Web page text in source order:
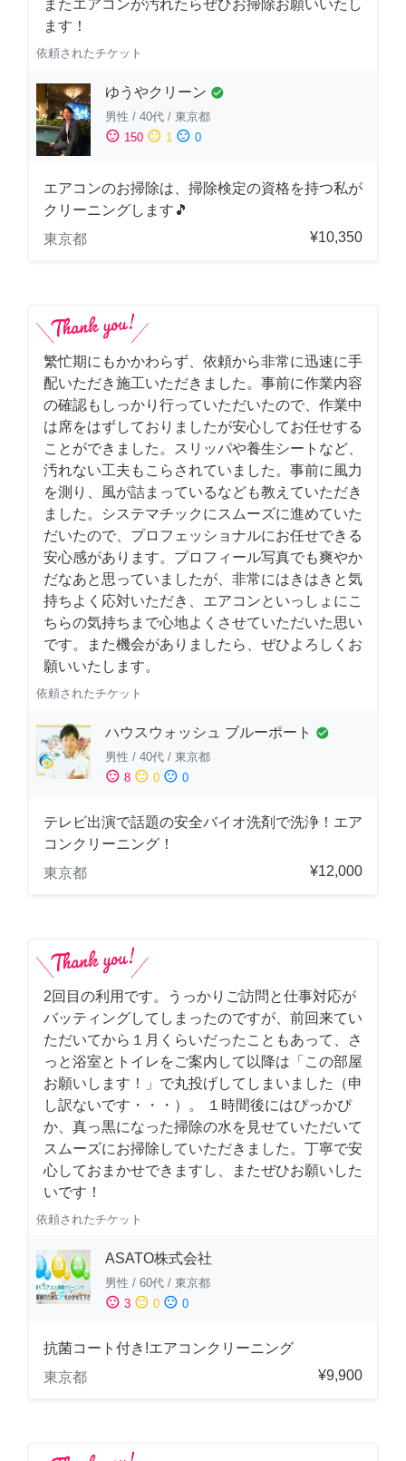
またエアコンが汚れたらぜひお掃除お願いいたし
ます！
依頼されたチケット
ゆうやクリーン check_circle
男性 / 40代 / 東京都
sentiment_satisfied 150 sentiment_neutral 1 sentiment_dissatisfied 0
エアコンのお掃除は、掃除検定の資格を持つ私が
クリーニングします🎵
東京都
¥10,350
繁忙期にもかかわらず、依頼から非常に迅速に手
配いただき施工いただきました。事前に作業内容
の確認もしっかり行っていただいたので、作業中
は席をはずしておりましたが安心してお任せする
ことができました。スリッパや養生シートなど、
汚れない工夫もこらされていました。事前に風力
を測り、風が詰まっているなども教えていただき
ました。システマチックにスムーズに進めていた
だいたので、プロフェッショナルにお任せできる
安心感があります。プロフィール写真でも爽やか
だなあと思っていましたが、非常にはきはきと気
持ちよく応対いただき、エアコンといっしょにこ
ちらの気持ちまで心地よくさせていただいた思い
です。また機会がありましたら、ぜひよろしくお
願いいたします。
依頼されたチケット
ハウスウォッシュ ブルーポート check_circle
男性 / 40代 / 東京都
sentiment_satisfied 8 sentiment_neutral 0 sentiment_dissatisfied 0
テレビ出演で話題の安全バイオ洗剤で洗浄！エア
コンクリーニング！
東京都
¥12,000
2回目の利用です。うっかりご訪問と仕事対応が
バッティングしてしまったのですが、前回来てい
ただいてから１月くらいだったこともあって、さ
っと浴室とトイレをご案内して以降は「この部屋
お願いします！」で丸投げしてしまいました（申
し訳ないです・・・）。 １時間後にはぴっかぴ
か、真っ黒になった掃除の水を見せていただいて
スムーズにお掃除していただきました。丁寧で安
心しておまかせできますし、またぜひお願いした
いです！
依頼されたチケット
ASATO株式会社
男性 / 60代 / 東京都
sentiment_satisfied 3 sentiment_neutral 0 sentiment_dissatisfied 0
抗菌コート付き!エアコンクリーニング
東京都
¥9,900